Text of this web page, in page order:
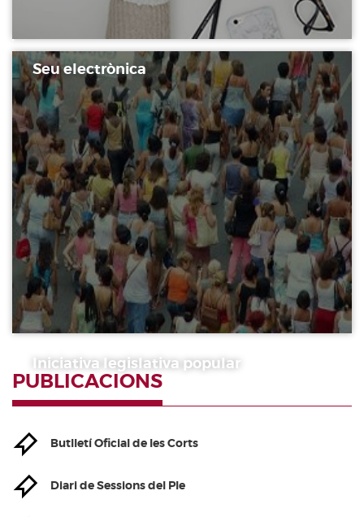
Seu electrònica
Iniciativa legislativa popular
PUBLICACIONS
Butlletí Oficial de les Corts
Diari de Sessions del Ple